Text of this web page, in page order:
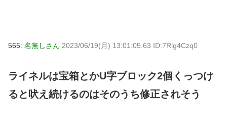
565: 名無しさん 2023/06/19(月) 13:01:05.63 ID:7Rlg4Czq0
ライネルは宝箱とかU字ブロック2個くっつけ
ると吠え続けるのはそのうち修正されそう